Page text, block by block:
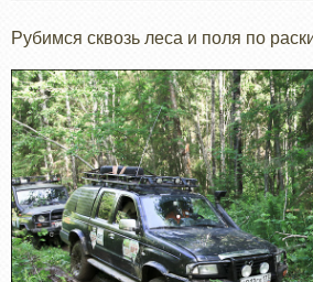
Рубимся сквозь леса и поля по